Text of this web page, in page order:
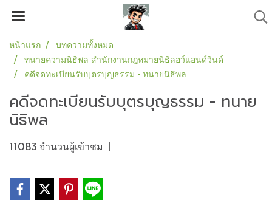
หน้าแรก
บทความทั้งหมด
ทนายความนิธิพล สำนักงานกฎหมายนิธิลอว์แอนด์วินด์
คดีจดทะเบียนรับบุตรบุญธรรม - ทนายนิธิพล
คดีจดทะเบียนรับบุตรบุญธรรม - ทนาย
นิธิพล
11083 จำนวนผู้เข้าชม